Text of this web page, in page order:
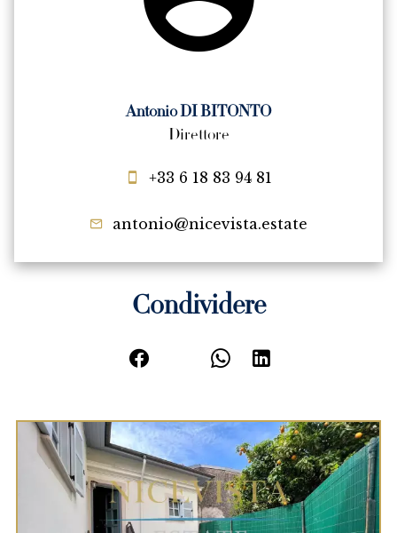
Antonio DI BITONTO
Direttore
+33 6 18 83 94 81
antonio@nicevista.estate
Condividere